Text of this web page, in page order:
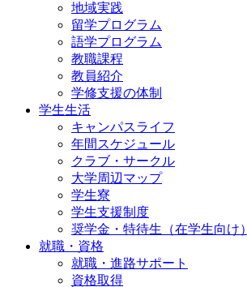
地域実践
留学プログラム
語学プログラム
教職課程
教員紹介
学修支援の体制
学生生活
キャンパスライフ
年間スケジュール
クラブ・サークル
大学周辺マップ
学生寮
学生支援制度
奨学金・特待生（在学生向け）
就職・資格
就職・進路サポート
資格取得